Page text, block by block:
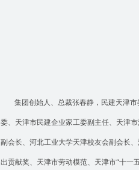
集团创始人、总裁张春静，民建天津
委、天津市民建企业家工委副主任、天津
副会长、河北工业大学天津校友会副会长
出贡献奖、天津市劳动模范、天津市“十一